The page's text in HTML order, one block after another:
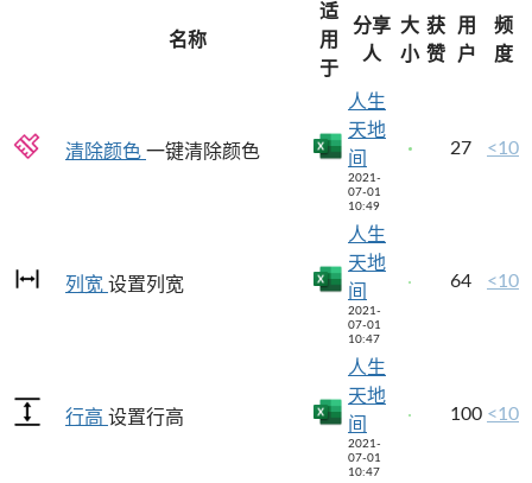
名称
适
用
于
分享
人
大
小
获
赞
用
户
频
度
清除颜色 一键清除颜色
人生
天地
间
2021-
07-01
10:49
27 <10
列宽 设置列宽
人生
天地
间
2021-
07-01
10:47
64 <10
行高 设置行高
人生
天地
间
2021-
07-01
10:47
100 <10